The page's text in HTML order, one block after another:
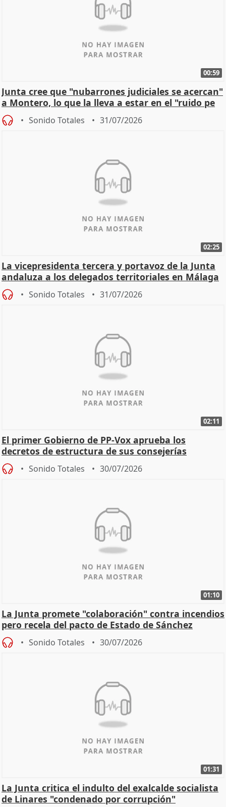
00:59
Junta cree que "nubarrones judiciales se acercan"
a Montero, lo que la lleva a estar en el "ruido pe
Sonido Totales 31/07/2026
02:25
La vicepresidenta tercera y portavoz de la Junta
andaluza a los delegados territoriales en Málaga
Sonido Totales 31/07/2026
02:11
El primer Gobierno de PP-Vox aprueba los
decretos de estructura de sus consejerías
Sonido Totales 30/07/2026
01:10
La Junta promete "colaboración" contra incendios
pero recela del pacto de Estado de Sánchez
Sonido Totales 30/07/2026
01:31
La Junta critica el indulto del exalcalde socialista
de Linares "condenado por corrupción"